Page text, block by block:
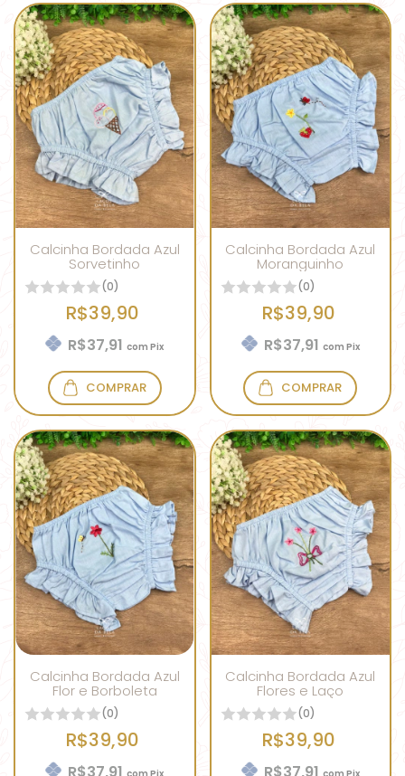
Calcinha Bordada Azul
Sorvetinho
(0)
R$39,90
R$37,91com Pix
COMPRAR
Calcinha Bordada Azul
Moranguinho
(0)
R$39,90
R$37,91 com Pix
COMPRAR
Calcinha Bordada Azul
Flor e Borboleta
(0)
R$39,90
Calcinha Bordada Azul
Flores e Laço
(0)
R$39,90